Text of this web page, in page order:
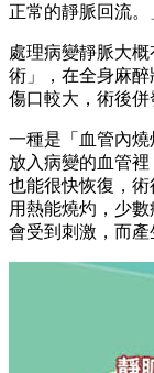
正常的靜脈回流。
處理病變靜脈大
術」，在全身麻
傷口較大，術後併
一種是「血管內
放入病變的血管
也能很快恢復，
用熱能燒灼，少
會受到刺激，而產